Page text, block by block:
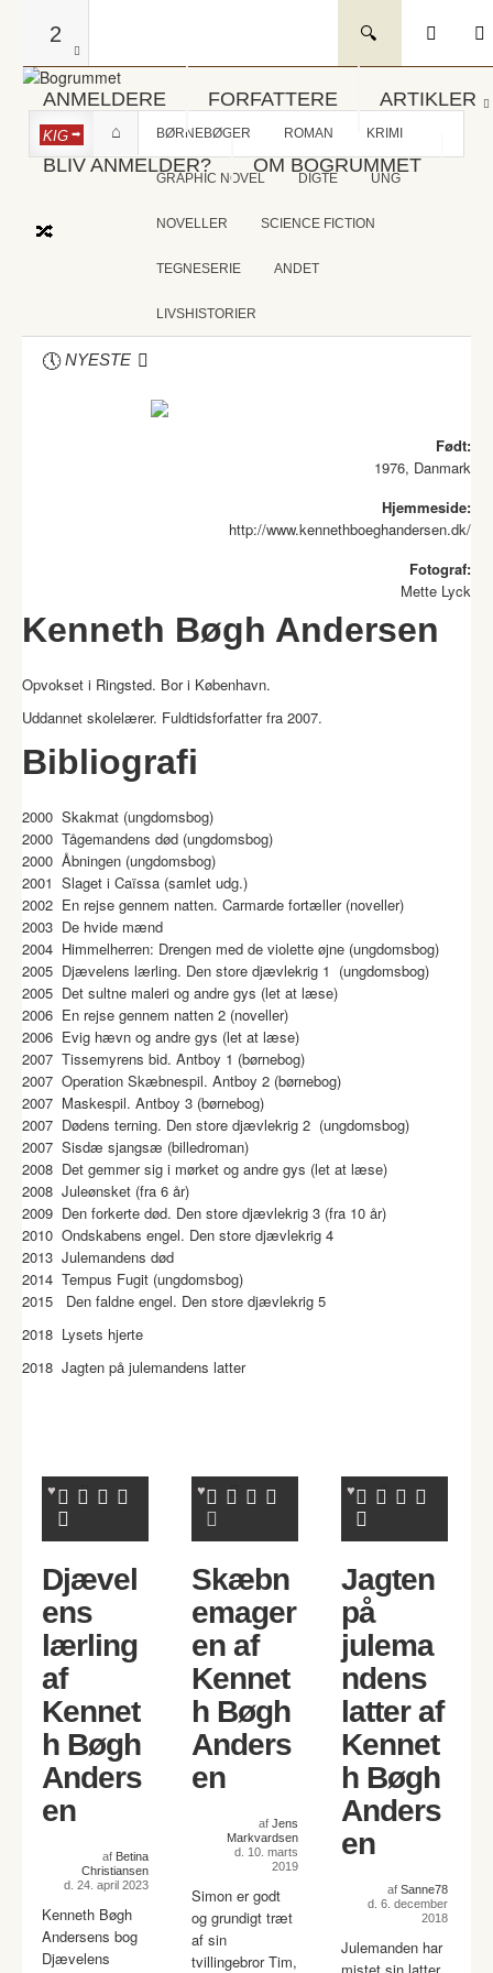
2
ANMELDERE FORFATTERE ARTIKLER
BLIV ANMELDER? OM BOGRUMMET
KIG BØRNEBØGER ROMAN KRIMI
GRAPHIC NOVEL DIGTE UNG
NOVELLER SCIENCE FICTION
TEGNESERIE ANDET
LIVSHISTORIER
NYESTE
Født:
1976, Danmark
Hjemmeside:
http://www.kennethboeghandersen.dk/
Fotograf:
Mette Lyck
Kenneth Bøgh Andersen
Opvokset i Ringsted. Bor i København.
Uddannet skolelærer. Fuldtidsforfatter fra 2007.
Bibliografi
2000 Skakmat (ungdomsbog)
2000 Tågemandens død (ungdomsbog)
2000 Åbningen (ungdomsbog)
2001 Slaget i Caïssa (samlet udg.)
2002 En rejse gennem natten. Carmarde fortæller (noveller)
2003 De hvide mænd
2004 Himmelherren: Drengen med de violette øjne (ungdomsbog)
2005 Djævelens lærling. Den store djævlekrig 1 (ungdomsbog)
2005 Det sultne maleri og andre gys (let at læse)
2006 En rejse gennem natten 2 (noveller)
2006 Evig hævn og andre gys (let at læse)
2007 Tissemyrens bid. Antboy 1 (børnebog)
2007 Operation Skæbnespil. Antboy 2 (børnebog)
2007 Maskespil. Antboy 3 (børnebog)
2007 Dødens terning. Den store djævlekrig 2 (ungdomsbog)
2007 Sisdæ sjangsæ (billedroman)
2008 Det gemmer sig i mørket og andre gys (let at læse)
2008 Juleønsket (fra 6 år)
2009 Den forkerte død. Den store djævlekrig 3 (fra 10 år)
2010 Ondskabens engel. Den store djævlekrig 4
2013 Julemandens død
2014 Tempus Fugit (ungdomsbog)
2015 Den faldne engel. Den store djævlekrig 5
2018 Lysets hjerte
2018 Jagten på julemandens latter
Djævel
ens
lærling
af
Kennet
h Bøgh
Anders
en
af Betina
Christiansen
d. 24. april 2023
Kenneth Bøgh
Andersens bog
Djævelens
Skæbn
emager
en af
Kennet
h Bøgh
Anders
en
af Jens
Markvardsen
d. 10. marts
2019
Simon er godt
og grundigt træt
af sin
tvillingebror Tim,
Jagten
på
julema
ndens
latter af
Kennet
h Bøgh
Anders
en
af Sanne78
d. 6. december
2018
Julemanden har